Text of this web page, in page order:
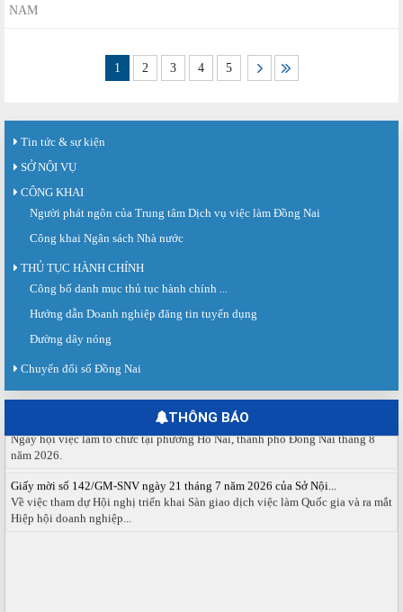
NAM
1 2 3 4 5
Tin tức & sự kiện
SỞ NỘI VỤ
CÔNG KHAI
Người phát ngôn của Trung tâm Dịch vụ việc làm Đồng Nai
Công khai Ngân sách Nhà nước
THỦ TỤC HÀNH CHÍNH
Công bố danh mục thủ tục hành chính ...
Hướng dẫn Doanh nghiệp đăng tin tuyển dụng
Đường dây nóng
Chuyển đổi số Đồng Nai
THÔNG BÁO
Sàn giao dịch việc làm lần thứ 08 năm 2026: Hơn 4.300 cơ hội...
dịch việc làm lần thứ 08...
Báo cáo số 141/BC-TTDVVL của Trung tâm Dịch vụ việc làm Đồng...
Báo cáo kết quả tổ chức Sàn giao dịch việc làm lần thứ 08/2026 ngày 03
Ngày hội việc làm phường Hố Nai tháng 8 năm 2026
năm 2026.
Về việc tham dự Hội nghị triển khai Sàn giao dịch việc làm Quốc gia và ra mắt
Hiệp hội doanh nghiệp...